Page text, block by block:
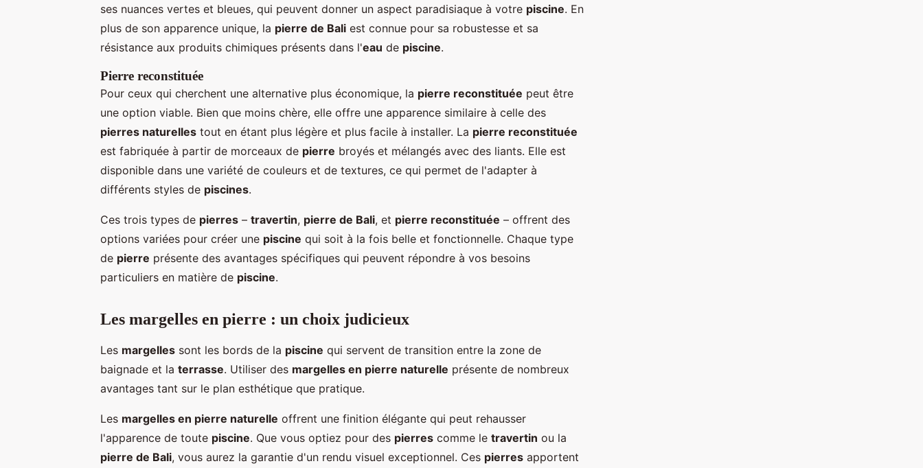
ses nuances vertes et bleues, qui peuvent donner un aspect paradisiaque à votre piscine. En
plus de son apparence unique, la pierre de Bali est connue pour sa robustesse et sa
résistance aux produits chimiques présents dans l'eau de piscine.
Pierre reconstituée
Pour ceux qui cherchent une alternative plus économique, la pierre reconstituée peut être
une option viable. Bien que moins chère, elle offre une apparence similaire à celle des
pierres naturelles tout en étant plus légère et plus facile à installer. La pierre reconstituée
est fabriquée à partir de morceaux de pierre broyés et mélangés avec des liants. Elle est
disponible dans une variété de couleurs et de textures, ce qui permet de l'adapter à
différents styles de piscines.
Ces trois types de pierres – travertin, pierre de Bali, et pierre reconstituée – offrent des
options variées pour créer une piscine qui soit à la fois belle et fonctionnelle. Chaque type
de pierre présente des avantages spécifiques qui peuvent répondre à vos besoins
particuliers en matière de piscine.
Les margelles en pierre : un choix judicieux
Les margelles sont les bords de la piscine qui servent de transition entre la zone de
baignade et la terrasse. Utiliser des margelles en pierre naturelle présente de nombreux
avantages tant sur le plan esthétique que pratique.
Les margelles en pierre naturelle offrent une finition élégante qui peut rehausser
l'apparence de toute piscine. Que vous optiez pour des pierres comme le travertin ou la
pierre de Bali, vous aurez la garantie d'un rendu visuel exceptionnel. Ces pierres apportent